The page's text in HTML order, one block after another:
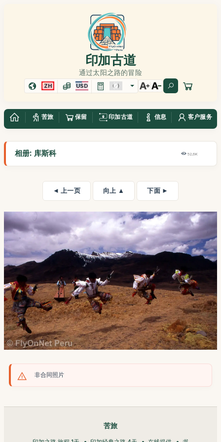
印加古道
通过太阳之路的冒险
ZH USD
苦旅 保留 印加古道 信息 客户服务
相册: 库斯科 52,6K
◄ 上一页 向上 ▲ 下面 ►
非合同照片
苦旅